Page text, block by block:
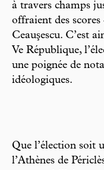
à travers champs
offraient des
Ceauşescu. C’est
Ve République,
une poignée de
idéologiques.
Que l’élection soit
l’Athènes de